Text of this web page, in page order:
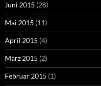
Juni 2015 (28)
Mai 2015 (11)
April 2015 (4)
März 2015 (2)
Februar 2015 (1)